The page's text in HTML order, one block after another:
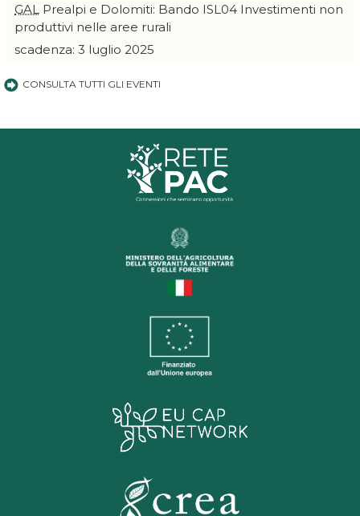
GAL Prealpi e Dolomiti: Bando ISL04 Investimenti non
produttivi nelle aree rurali
scadenza: 3 luglio 2025
CONSULTA TUTTI GLI EVENTI